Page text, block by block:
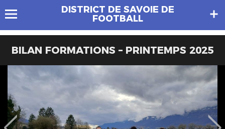
DISTRICT DE SAVOIE DE
FOOTBALL
BILAN FORMATIONS – PRINTEMPS 2025